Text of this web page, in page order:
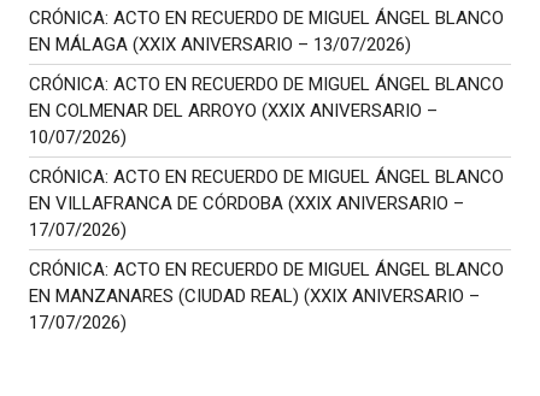
CRÓNICA: ACTO EN RECUERDO DE MIGUEL ÁNGEL BLANCO
EN MÁLAGA (XXIX ANIVERSARIO – 13/07/2026)
CRÓNICA: ACTO EN RECUERDO DE MIGUEL ÁNGEL BLANCO
EN COLMENAR DEL ARROYO (XXIX ANIVERSARIO –
10/07/2026)
CRÓNICA: ACTO EN RECUERDO DE MIGUEL ÁNGEL BLANCO
EN VILLAFRANCA DE CÓRDOBA (XXIX ANIVERSARIO –
17/07/2026)
CRÓNICA: ACTO EN RECUERDO DE MIGUEL ÁNGEL BLANCO
EN MANZANARES (CIUDAD REAL) (XXIX ANIVERSARIO –
17/07/2026)